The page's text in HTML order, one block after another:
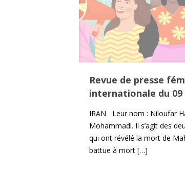
Revue de presse
internationale du 09
IRAN Leur nom : Niloufar
Mohammadi. Il s’agit des
qui ont révélé la mort de
battue à mort[…]